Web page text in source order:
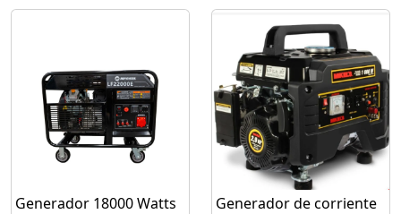
Generador 18000 Watts
Generador de corriente